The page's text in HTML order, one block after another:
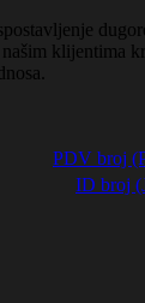
našim klijentima
PDV broj
ID broj